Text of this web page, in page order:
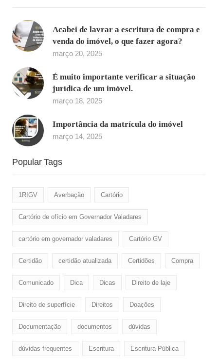
Acabei de lavrar a escritura de compra e
venda do imóvel, o que fazer agora?
março 20, 2025
É muito importante verificar a situação
jurídica de um imóvel.
março 18, 2025
Importância da matrícula do imóvel
março 14, 2025
Popular Tags
1RIGV Averbação Cartório
Cartório de ofício em Governador Valadares
cartório em governador valadares Cartório GV
Certidão certidão atualizada Certidões Compra
Comunicado Dica Dicas Direito de laje
Direito de superfície Direitos Doaçôes
Documentação documentos dúvidas
dúvidas frequentes Escritura Escritura Pública